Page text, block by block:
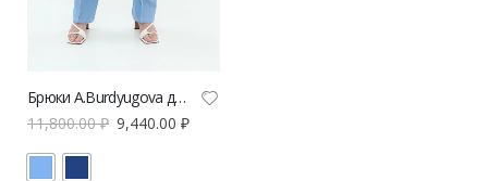
Брюки A.Burdyugova джинсовые
11,800.00₽ 9,440.00 ₽